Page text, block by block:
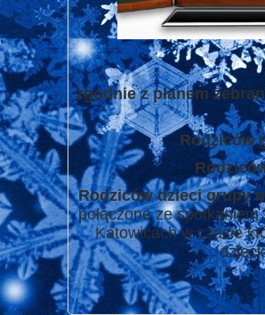
zgodnie z planem
Rodziców
Rodziców dzieci grupy
połączone ze
Katowicach w czasie